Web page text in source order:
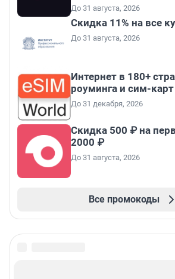
До 31 августа, 2026
Скидка 11% на все
До 31 августа, 2026
Интернет в 180+
роуминга и сим-карт
До 31 декабря, 2026
Скидка 500 ₽ на
2000 ₽
До 31 августа, 2026
Все промокоды